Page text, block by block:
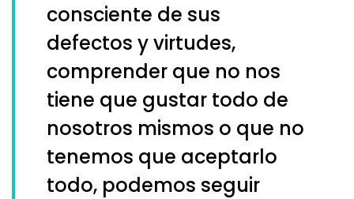
consciente de sus
defectos y virtudes,
comprender que no nos
tiene que gustar todo de
nosotros mismos o que no
tenemos que aceptarlo
todo, podemos seguir